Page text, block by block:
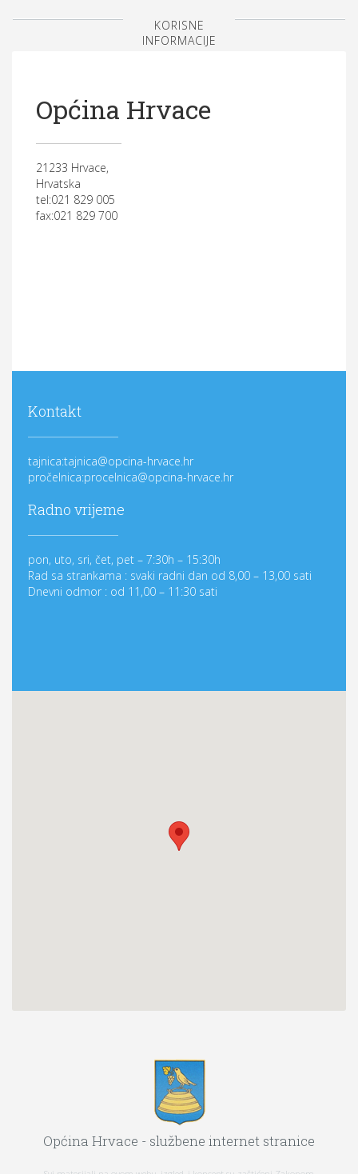
KORISNE
INFORMACIJE
Općina Hrvace
21233 Hrvace,
Hrvatska
tel:021 829 005
fax:021 829 700
Kontakt
tajnica:tajnica@opcina-hrvace.hr
pročelnica:procelnica@opcina-hrvace.hr
Radno vrijeme
pon, uto, sri, čet, pet – 7:30h – 15:30h
Rad sa strankama : svaki radni dan od 8,00 – 13,00 sati
Dnevni odmor : od 11,00 – 11:30 sati
Općina Hrvace - službene internet stranice